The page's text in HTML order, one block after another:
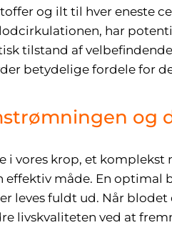
og ilt til hver eneste
har
tilstand af
betydelige fordele for
og
i vores krop, et
effektiv måde. En
leves fuldt ud. Når
livskvaliteten ved at